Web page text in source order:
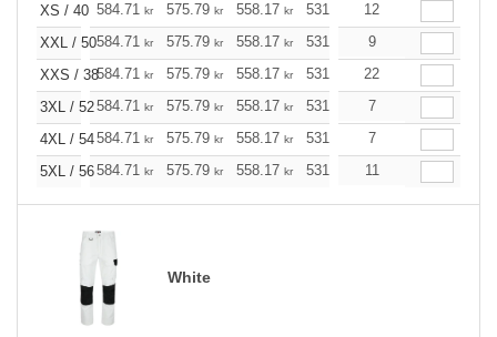
XS / 40 584.71 kr 575.79 kr 558.17 kr 531.52 504.98
12
XXL / 50584.71 kr 575.79 kr 558.17 kr 531.52
9
XXS / 38584.71 kr 575.79 kr 558.17 kr 531.52 504.98
22
3XL / 52584.71 kr 575.79 kr 558.17 kr 531.52
7
4XL / 54584.71 kr 575.79 kr 558.17 kr 531.52
7
5XL / 56584.71 kr 575.79 kr 558.17 kr 531.52 504.98
11
White